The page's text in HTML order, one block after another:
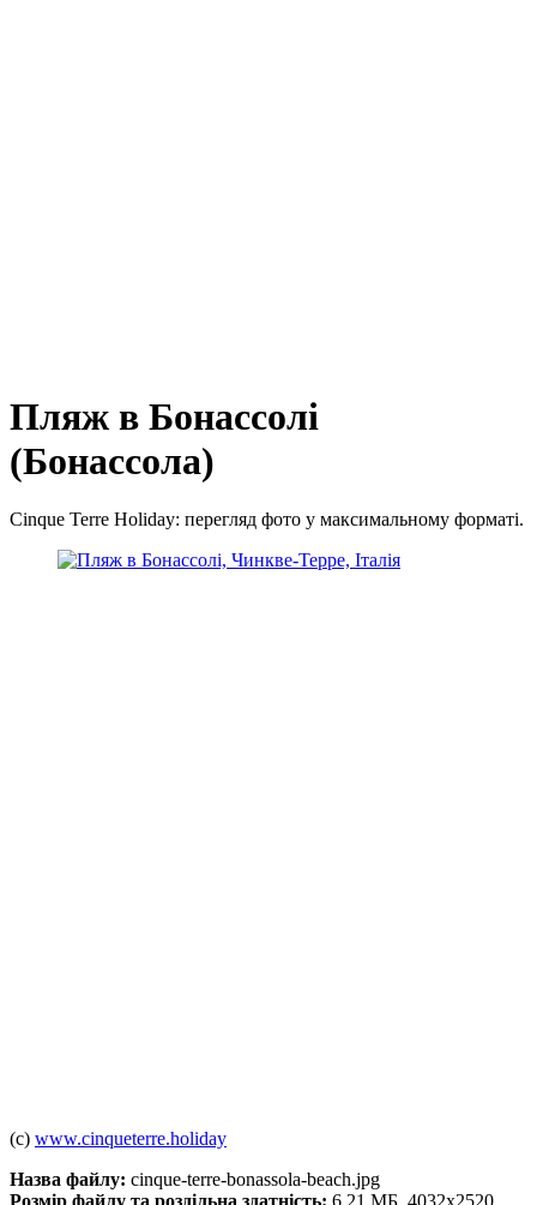
Пляж в Бонассолі
(Бонассола)
Cinque Terre Holiday: перегляд фото у максимальному форматі.
(c) www.cinqueterre.holiday
Назва файлу: cinque-terre-bonassola-beach.jpg